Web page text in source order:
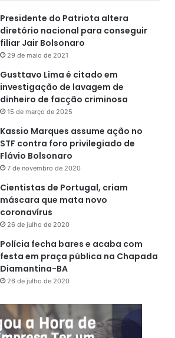
Presidente do Patriota altera
diretório nacional para conseguir
filiar Jair Bolsonaro
29 de maio de 2021
Gusttavo Lima é citado em
investigação de lavagem de
dinheiro de facção criminosa
15 de março de 2025
Kassio Marques assume ação no
STF contra foro privilegiado de
Flávio Bolsonaro
7 de novembro de 2020
Cientistas de Portugal, criam
máscara que mata novo
coronavírus
26 de julho de 2020
Polícia fecha bares e acaba com
festa em praça pública na Chapada
Diamantina-BA
26 de julho de 2020